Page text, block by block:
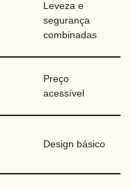
Leveza e
segurança
combinadas
Preço
acessível
Design básico